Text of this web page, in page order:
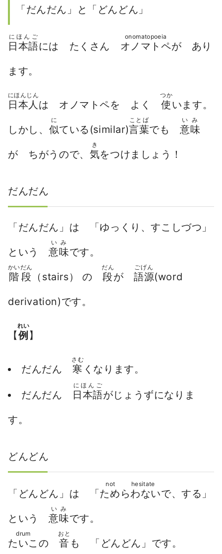
「だんだん」と「どんどん」
日本語
にほんご
には たくさん オノマトペ
onomatopoeia
が あり
ます。
日本人
にほんじん
は オノマトペを よく 使
つか
います。
しかし、 似
に
ている(similar)言葉
ことば
でも意味
いみ
が ちがうので、 気
き
をつけましょう！
だんだん
「だんだん」は 「ゆっくり、すこしづつ」
という意味
いみ
です。
階段
かいだん
（stairs） の段
だん
が 語源
ごげん
(word
derivation)です。
【例
れい
】
だんだん 寒
さむ
くなります。
だんだん 日本語
にほんご
がじょうずになりま
す。
どんどん
「どんどん」は 「ためらわない
not hesitate
で、する」
という意味
いみ
です。
たいこ
drum
の 音
おと
も 「どんどん」です。